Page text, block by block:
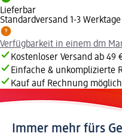
Lieferbar
Standardversand 1-3 Werktage
Verfügbarkeit in einem dm
Kostenloser Versand ab 49
Einfache & unkomplizierte
Kauf auf Rechnung möglich
Immer mehr fürs